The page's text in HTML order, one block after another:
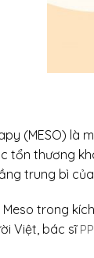
(MESO) là
tổn thương
trung bì
Meso trong
Việt, bác sĩ